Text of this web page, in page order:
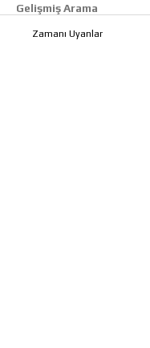
Gelişmiş Arama
Zamanı Uyanlar